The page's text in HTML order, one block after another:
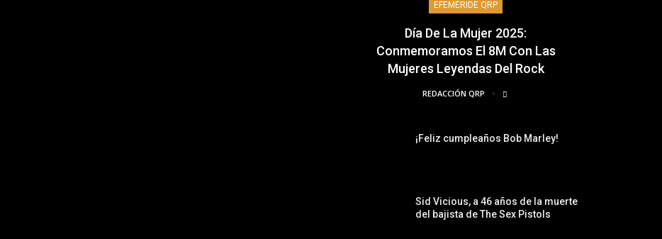
EFEMÉRIDE QRP
Día De La Mujer 2025:
Conmemoramos El 8M Con Las
Mujeres Leyendas Del Rock
REDACCIÓN QRP
¡Feliz cumpleaños Bob Marley!
Sid Vicious, a 46 años de la muerte
del bajista de The Sex Pistols